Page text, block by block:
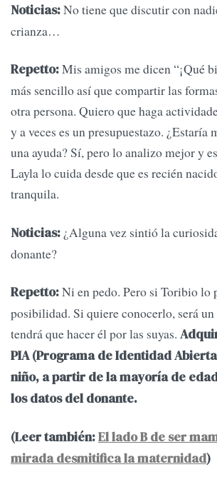
Noticias:No tiene que discutir con
crianza…
Repetto:Mis amigos me dicen “¡Qué
más sencillo así que compartir las
otra persona. Quiero que haga
y a veces es un presupuestazo. ¿Estaría
una ayuda? Sí, pero lo analizo mejor y
Layla lo cuida desde que es recién
tranquila.
Noticias: ¿Alguna vez sintió la
donante?
Repetto:Ni en pedo. Pero si Toribio lo
posibilidad. Si quiere conocerlo, será un
tendrá que hacer él por las suyas.
PIA (Programa de Identidad
niño, a partir de la mayoría de
los datos del donante.
(Leer también:El lado B de ser
mirada desmitifica la maternidad)